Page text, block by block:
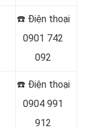
☎️ Điện thoại
0901 742
092
☎️ Điện thoại
0904 991
912